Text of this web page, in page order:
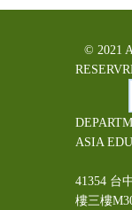
© 2021
ASIA
41354 台
樓三樓